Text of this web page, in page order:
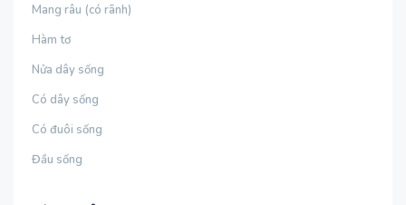
Mang râu (có rãnh)
Hàm tơ
Nửa dây sống
Có dây sống
Có đuôi sống
Đầu sống